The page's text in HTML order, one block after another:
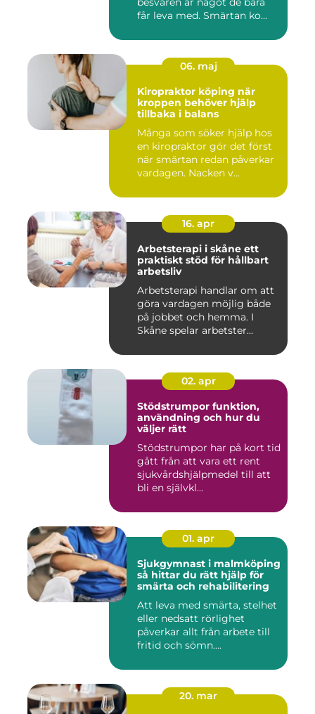
får leva med. Smärtan ko...
06. maj
Kiropraktor köping när
kroppen behöver hjälp
tillbaka i balans
Många som söker hjälp hos
en kiropraktor gör det först
när smärtan redan påverkar
vardagen. Nacken v...
16. apr
Arbetsterapi i skåne ett
praktiskt stöd för hållbart
arbetsliv
Arbetsterapi handlar om att
göra vardagen möjlig både
på jobbet och hemma. I
Skåne spelar arbetster...
02. apr
Stödstrumpor funktion,
användning och hur du
väljer rätt
Stödstrumpor har på kort tid
gått från att vara ett rent
sjukvårdshjälpmedel till att
bli en självkl...
01. apr
Sjukgymnast i malmköping
så hittar du rätt hjälp för
smärta och rehabilitering
Att leva med smärta, stelhet
eller nedsatt rörlighet
påverkar allt från arbete till
fritid och sömn....
20. mar